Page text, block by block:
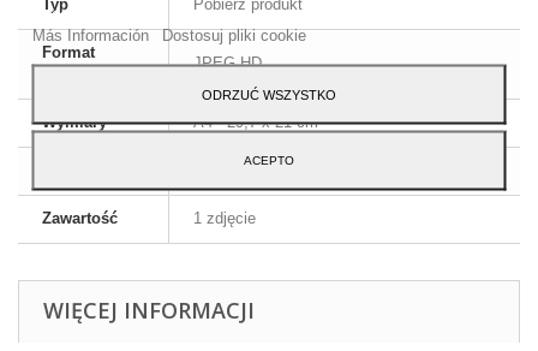
Typ Pobierz produkt
Format
JPEG HD
Wymiary A4 - 29,7 x 21 cm
Angielski i francuski
Zawartość 1 zdjęcie
WIĘCEJ INFORMACJI
Akceptuj.
Más Información Dostosuj pliki cookie
ODRZUĆ WSZYSTKO
ACEPTO